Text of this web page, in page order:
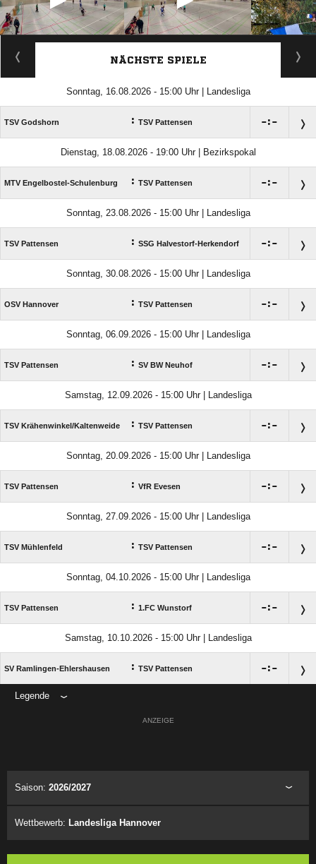
ANZEIGE
NÄCHSTE SPIELE
Sonntag, 16.08.2026 - 15:00 Uhr | Landesliga
TSV Godshorn : TSV Pattensen :
Dienstag, 18.08.2026 - 19:00 Uhr | Bezirkspokal
MTV Engelbostel-Schulenburg : TSV Pattensen :
Sonntag, 23.08.2026 - 15:00 Uhr | Landesliga
TSV Pattensen : SSG Halvestorf-Herkendorf :
Sonntag, 30.08.2026 - 15:00 Uhr | Landesliga
OSV Hannover : TSV Pattensen :
Sonntag, 06.09.2026 - 15:00 Uhr | Landesliga
TSV Pattensen : SV BW Neuhof :
Samstag, 12.09.2026 - 15:00 Uhr | Landesliga
TSV Krähenwinkel/​Kaltenweide : TSV Pattensen :
Sonntag, 20.09.2026 - 15:00 Uhr | Landesliga
TSV Pattensen : VfR Evesen :
Sonntag, 27.09.2026 - 15:00 Uhr | Landesliga
TSV Mühlenfeld : TSV Pattensen :
Sonntag, 04.10.2026 - 15:00 Uhr | Landesliga
TSV Pattensen : 1.FC Wunstorf :
Samstag, 10.10.2026 - 15:00 Uhr | Landesliga
SV Ramlingen-Ehlershausen : TSV Pattensen :
Legende
ANZEIGE
Saison: 2026/2027
Wettbewerb: Landesliga Hannover